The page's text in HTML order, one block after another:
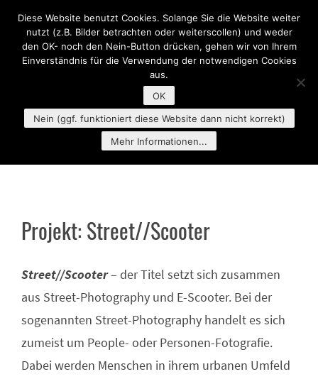
MENU
Projekt: Street//Scooter
Street//Scooter– der Titel setzt sich zusammen
aus Street-Photography und E-Scooter. Bei der
sogenannten Street-Photography handelt es sich
zumeist um People- oder Personen-Fotografie.
Dabei werden Menschen in ihrem urbanen Umfeld
Diese Website benutzt Cookies. Solange Sie die Website weiter
nutzt (z.B. Bilder betrachten oder weiterscollen) und weder
den OK- noch den Nein-Button drücken, gehen wir von Ihrem
Einverständnis für die Verwendung der notwendigen Cookies
aus.
OK
Nein (ggf. funktioniert diese Website dann nicht korrekt)
Mehr Informationen...